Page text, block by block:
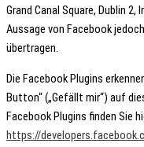
Grand Canal Square, Dublin
Aussage von Facebook
übertragen.
Die Facebook Plugins
Button“ („Gefällt mir“) auf
Facebook Plugins finden Sie
https://